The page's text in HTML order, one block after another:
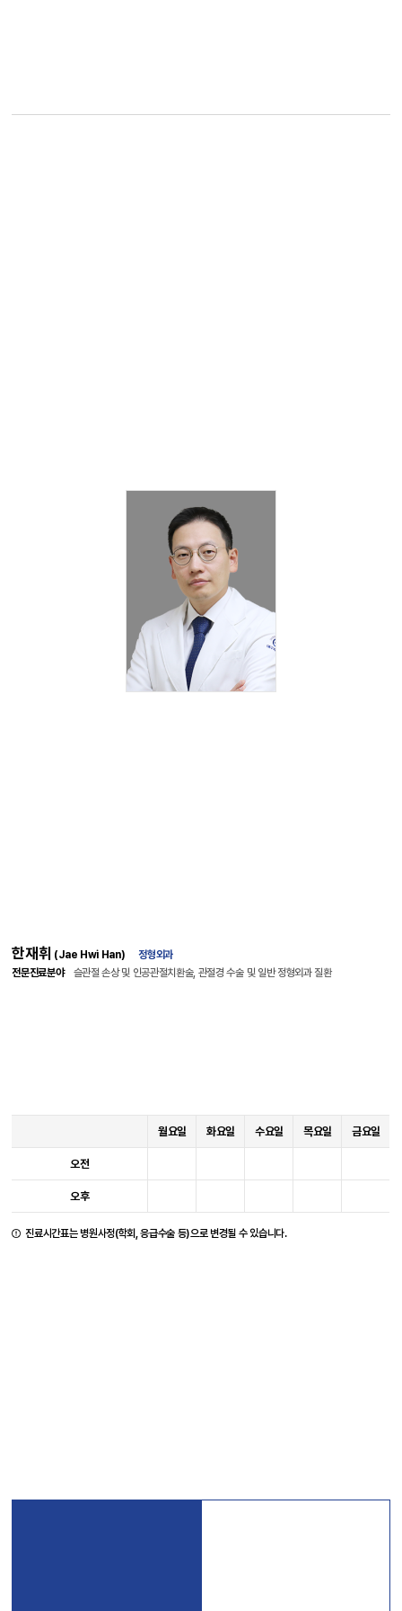
한재휘 (Jae Hwi Han)
정형외과
전문진료분야
슬관절 손상 및 인공관절치환술, 관절경 수술 및 일반 정형외과 질환
월요일 화요일 수요일 목요일 금요일
오전
오후
진료시간표는 병원사정(학회, 응급수술 등)으로 변경될 수 있습니다.